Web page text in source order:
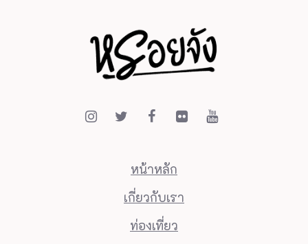
หน้าหลัก
เกี่ยวกับเรา
ท่องเที่ยว